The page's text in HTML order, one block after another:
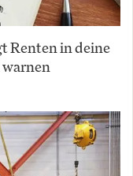
Renten in deine